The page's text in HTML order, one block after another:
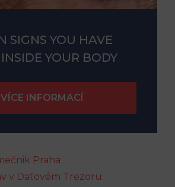
SIGNS YOU HAVE
YOUR BODY
Praha
v Datovém Trezoru: